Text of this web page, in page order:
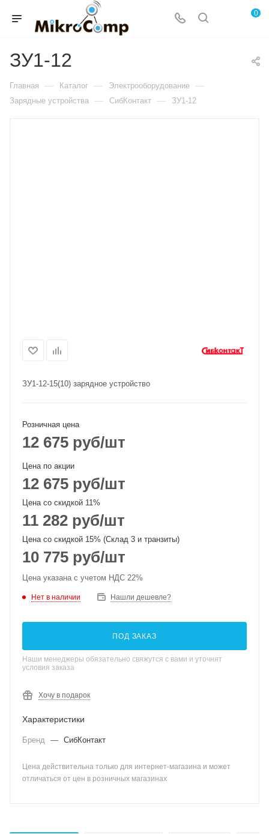
0
ЗУ1-12
Главная — Каталог — Электрооборудование —
Зарядные устройства — СибКонтакт — ЗУ1-12
ЗУ1-12-15(10) зарядное устройство
Розничная цена
12 675 руб/шт
Цена по акции
12 675 руб/шт
Цена со скидкой 11%
11 282 руб/шт
Цена со скидкой 15% (Склад 3 и транзиты)
10 775 руб/шт
Цена указана с учетом НДС 22%
Нет в наличии Нашли дешевле?
ПОД ЗАКАЗ
Наши менеджеры обязательно свяжутся с вами и уточнят
условия заказа
Хочу в подарок
Характеристики
Бренд — СибКонтакт
Цена действительна только для интернет-магазина и может
отличаться от цен в розничных магазинах